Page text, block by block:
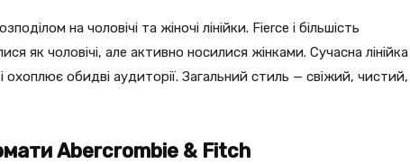
на чоловічі та жіночі лінійки. Fierce і більшість
як чоловічі, але активно носилися жінками. Сучасна лінійка
охоплює обидві аудиторії. Загальний стиль — свіжий, чистий,
Abercrombie & Fitch